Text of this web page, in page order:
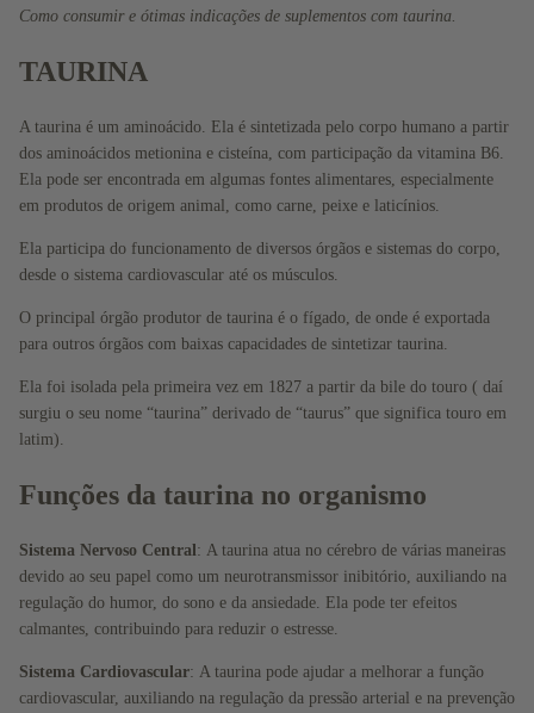
Todos
produto
s
Magnési
o
Ômega
s
Vitamin
as
Colágen
Antioxid
Minerais
Proteín
as
Aminoá
cidos
Como consumir e ótimas indicações de suplementos com taurina.
TAURINA
A taurina é um aminoácido. Ela é sintetizada pelo corpo humano a partir
dos aminoácidos metionina e cisteína, com participação da vitamina B6.
Ela pode ser encontrada em algumas fontes alimentares, especialmente
em produtos de origem animal, como carne, peixe e laticínios.
Ela participa do funcionamento de diversos órgãos e sistemas do corpo,
desde o sistema cardiovascular até os músculos.
O principal órgão produtor de taurina é o fígado, de onde é exportada
para outros órgãos com baixas capacidades de sintetizar taurina.
Ela foi isolada pela primeira vez em 1827 a partir da bile do touro ( daí
surgiu o seu nome “taurina” derivado de “taurus” que significa touro em
latim).
Funções da taurina no organismo
Sistema Nervoso Central : A taurina atua no cérebro de várias maneiras
devido ao seu papel como um neurotransmissor inibitório, auxiliando na
regulação do humor, do sono e da ansiedade. Ela pode ter efeitos
calmantes, contribuindo para reduzir o estresse.
Sistema Cardiovascular: A taurina pode ajudar a melhorar a função
cardiovascular, auxiliando na regulação da pressão arterial e na prevenção